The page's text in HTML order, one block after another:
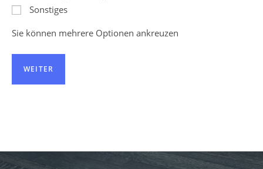
Sonstiges
Sie können mehrere Optionen ankreuzen